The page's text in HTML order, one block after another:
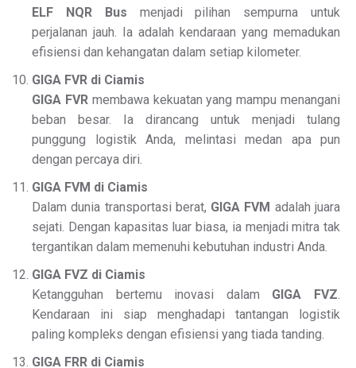
ELF NQR Bus menjadi pilihan sempurna untuk
perjalanan jauh. Ia adalah kendaraan yang memadukan
efisiensi dan kehangatan dalam setiap kilometer.
GIGA FVR di Ciamis
GIGA FVRmembawa kekuatan yang mampu menangani
beban besar. Ia dirancang untuk menjadi tulang
punggung logistik Anda, melintasi medan apa pun
dengan percaya diri.
GIGA FVM di Ciamis
Dalam dunia transportasi berat, GIGA FVM adalah juara
sejati. Dengan kapasitas luar biasa, ia menjadi mitra tak
tergantikan dalam memenuhi kebutuhan industri Anda.
GIGA FVZ di Ciamis
Ketangguhan bertemu inovasi dalam GIGA FVZ.
Kendaraan ini siap menghadapi tantangan logistik
paling kompleks dengan efisiensi yang tiada tanding.
GIGA FRR di Ciamis